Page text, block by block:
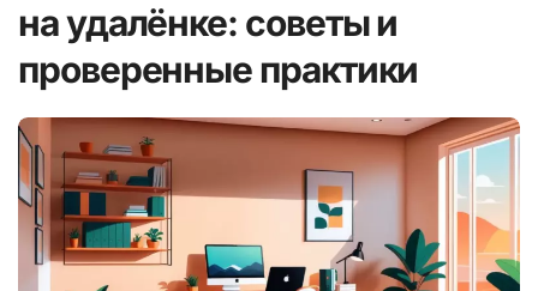
на удалёнке: советы и
проверенные практики